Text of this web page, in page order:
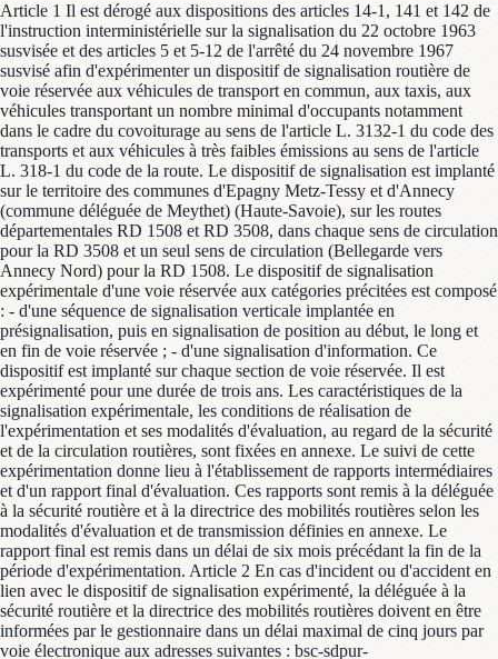
Article 1 Il est dérogé aux dispositions des articles 14-1, 141 et 142 de
l'instruction interministérielle sur la signalisation du 22 octobre 1963
susvisée et des articles 5 et 5-12 de l'arrêté du 24 novembre 1967
susvisé afin d'expérimenter un dispositif de signalisation routière de
voie réservée aux véhicules de transport en commun, aux taxis, aux
véhicules transportant un nombre minimal d'occupants notamment
dans le cadre du covoiturage au sens de l'article L. 3132-1 du code des
transports et aux véhicules à très faibles émissions au sens de l'article
L. 318-1 du code de la route. Le dispositif de signalisation est implanté
sur le territoire des communes d'Epagny Metz-Tessy et d'Annecy
(commune déléguée de Meythet) (Haute-Savoie), sur les routes
départementales RD 1508 et RD 3508, dans chaque sens de circulation
pour la RD 3508 et un seul sens de circulation (Bellegarde vers
Annecy Nord) pour la RD 1508. Le dispositif de signalisation
expérimentale d'une voie réservée aux catégories précitées est composé
: - d'une séquence de signalisation verticale implantée en
présignalisation, puis en signalisation de position au début, le long et
en fin de voie réservée ; - d'une signalisation d'information. Ce
dispositif est implanté sur chaque section de voie réservée. Il est
expérimenté pour une durée de trois ans. Les caractéristiques de la
signalisation expérimentale, les conditions de réalisation de
l'expérimentation et ses modalités d'évaluation, au regard de la sécurité
et de la circulation routières, sont fixées en annexe. Le suivi de cette
expérimentation donne lieu à l'établissement de rapports intermédiaires
et d'un rapport final d'évaluation. Ces rapports sont remis à la déléguée
à la sécurité routière et à la directrice des mobilités routières selon les
modalités d'évaluation et de transmission définies en annexe. Le
rapport final est remis dans un délai de six mois précédant la fin de la
période d'expérimentation. Article 2 En cas d'incident ou d'accident en
lien avec le dispositif de signalisation expérimenté, la déléguée à la
sécurité routière et la directrice des mobilités routières doivent en être
informées par le gestionnaire dans un délai maximal de cinq jours par
voie électronique aux adresses suivantes : bsc-sdpur-